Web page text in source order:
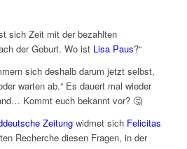
sich Zeit mit der bezahlten
der Geburt. Wo ist Lisa Paus?“
sich deshalb darum jetzt selbst,
warten ab.“ Es dauert mal wieder
Kommt euch bekannt vor? 🤔
Zeitungwidmet sich Felicitas
Recherche diesen Fragen, in der